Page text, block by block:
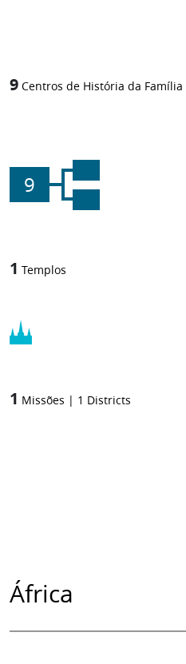
9 Centros de História da Família
9
1 Templos
1 Missões | 1 Districts
África